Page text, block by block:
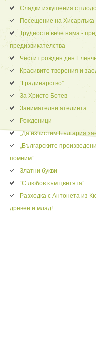
Сладки изкушения с
Посещение на Хисарлъка
Трудности вече няма -
предизвикателства
Честит рожден ден
Красивите творения и
“Градинарство”
За Христо Ботев
Занимателни ателиета
Рожденици
„Да изчистим България
„Българските
помним“
Златни букви
“С любов към цветята”
Разходка с Антонета из
древен и млад!